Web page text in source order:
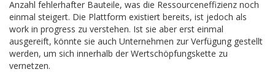
Anzahl fehlerhafter Bauteile, was die Ressourceneffizienz noch
einmal steigert. Die Plattform existiert bereits, ist jedoch als
work in progress zu verstehen. Ist sie aber erst einmal
ausgereift, könnte sie auch Unternehmen zur Verfügung gestellt
werden, um sich innerhalb der Wertschöpfungskette zu
vernetzen.